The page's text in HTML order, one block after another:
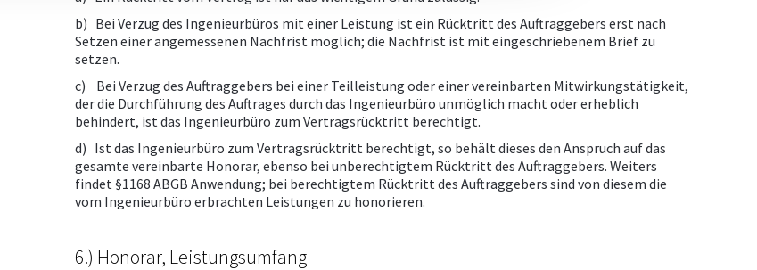
b) Bei Verzug des Ingenieurbüros mit einer Leistung ist ein Rücktritt des Auftraggebers erst nach
Setzen einer angemessenen Nachfrist möglich; die Nachfrist ist mit eingeschriebenem Brief zu
setzen.
c) Bei Verzug des Auftraggebers bei einer Teilleistung oder einer vereinbarten Mitwirkungstätigkeit,
der die Durchführung des Auftrages durch das Ingenieurbüro unmöglich macht oder erheblich
behindert, ist das Ingenieurbüro zum Vertragsrücktritt berechtigt.
d) Ist das Ingenieurbüro zum Vertragsrücktritt berechtigt, so behält dieses den Anspruch auf das
gesamte vereinbarte Honorar, ebenso bei unberechtigtem Rücktritt des Auftraggebers. Weiters
findet §1168 ABGB Anwendung; bei berechtigtem Rücktritt des Auftraggebers sind von diesem die
vom Ingenieurbüro erbrachten Leistungen zu honorieren.
6.) Honorar, Leistungsumfang